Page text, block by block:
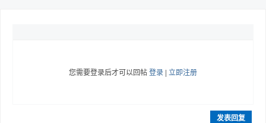
您需要登录后才可以回帖登录 | 立即注册
发表回复